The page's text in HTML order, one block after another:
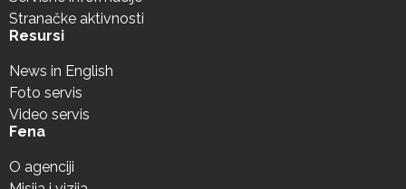
Stranačke aktivnosti
Resursi
News in English
Foto servis
Video servis
Fena
O agenciji